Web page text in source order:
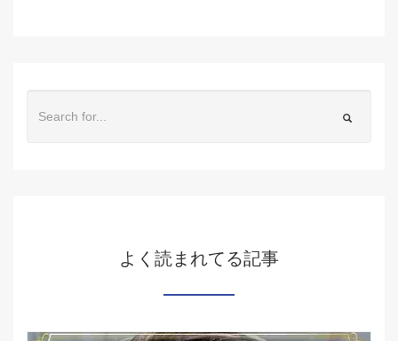
よく読まれてる記事